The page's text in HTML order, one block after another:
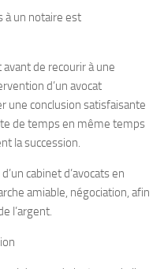
à un notaire est
de recourir à une
d’un avocat
une conclusion satisfaisante
de temps en même temps
la succession.
cabinet d’avocats en
amiable, négociation, afin
l’argent.